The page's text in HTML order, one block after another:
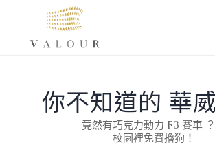
你不知道的 華
竟然有巧克力動力 F3 賽車 ？
校園裡免費擼狗！